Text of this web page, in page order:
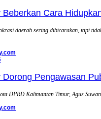
Cara
daerah sering dibicarakan, tapi
Pengawasan
DPRD Kalimantan Timur, Agus